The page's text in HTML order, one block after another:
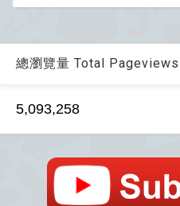
總瀏覽量 Total Pageviews
5,093,258